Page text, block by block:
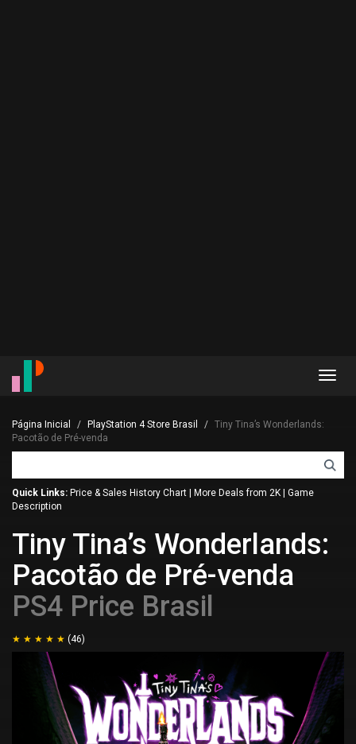
Página Inicial PlayStation 4 Store Brasil
Tiny Tina’s Wonderlands:
Pacotão de Pré-venda
Quick Links: Price & Sales History Chart More Deals from 2K
Game
Description
Tiny Tina’s Wonderlands:
Pacotão de Pré-venda
PS4 Price Brasil
(46)